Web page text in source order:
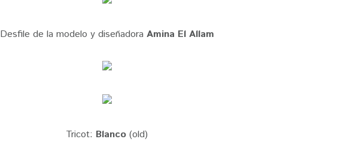
Desfile de la modelo y diseñadora Amina El Allam
Tricot: Blanco (old)